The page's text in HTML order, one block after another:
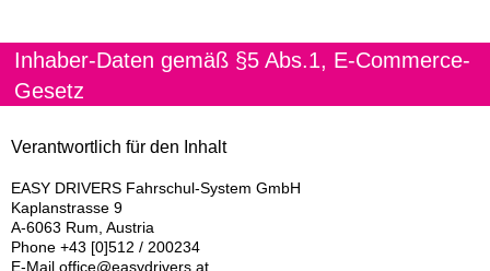
Inhaber-Daten gemäß §5 Abs.1, E-Commerce-
Gesetz
Verantwortlich für den Inhalt
EASY DRIVERS Fahrschul-System GmbH
Kaplanstrasse 9
A-6063 Rum, Austria
Phone +43 [0]512 / 200234
E-Mail office@easydrivers.at